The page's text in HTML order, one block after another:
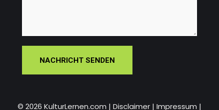
NACHRICHT SENDEN
© 2026 KulturLernen.com | Disclaimer | Impressum |